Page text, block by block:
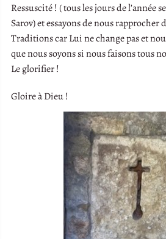
Ressuscité ! ( tous les jours de l’année
Sarov) et essayons de nous rapprocher
Traditions car Lui ne change pas et
que nous soyons si nous faisons tous
Le glorifier !
Gloire à Dieu !